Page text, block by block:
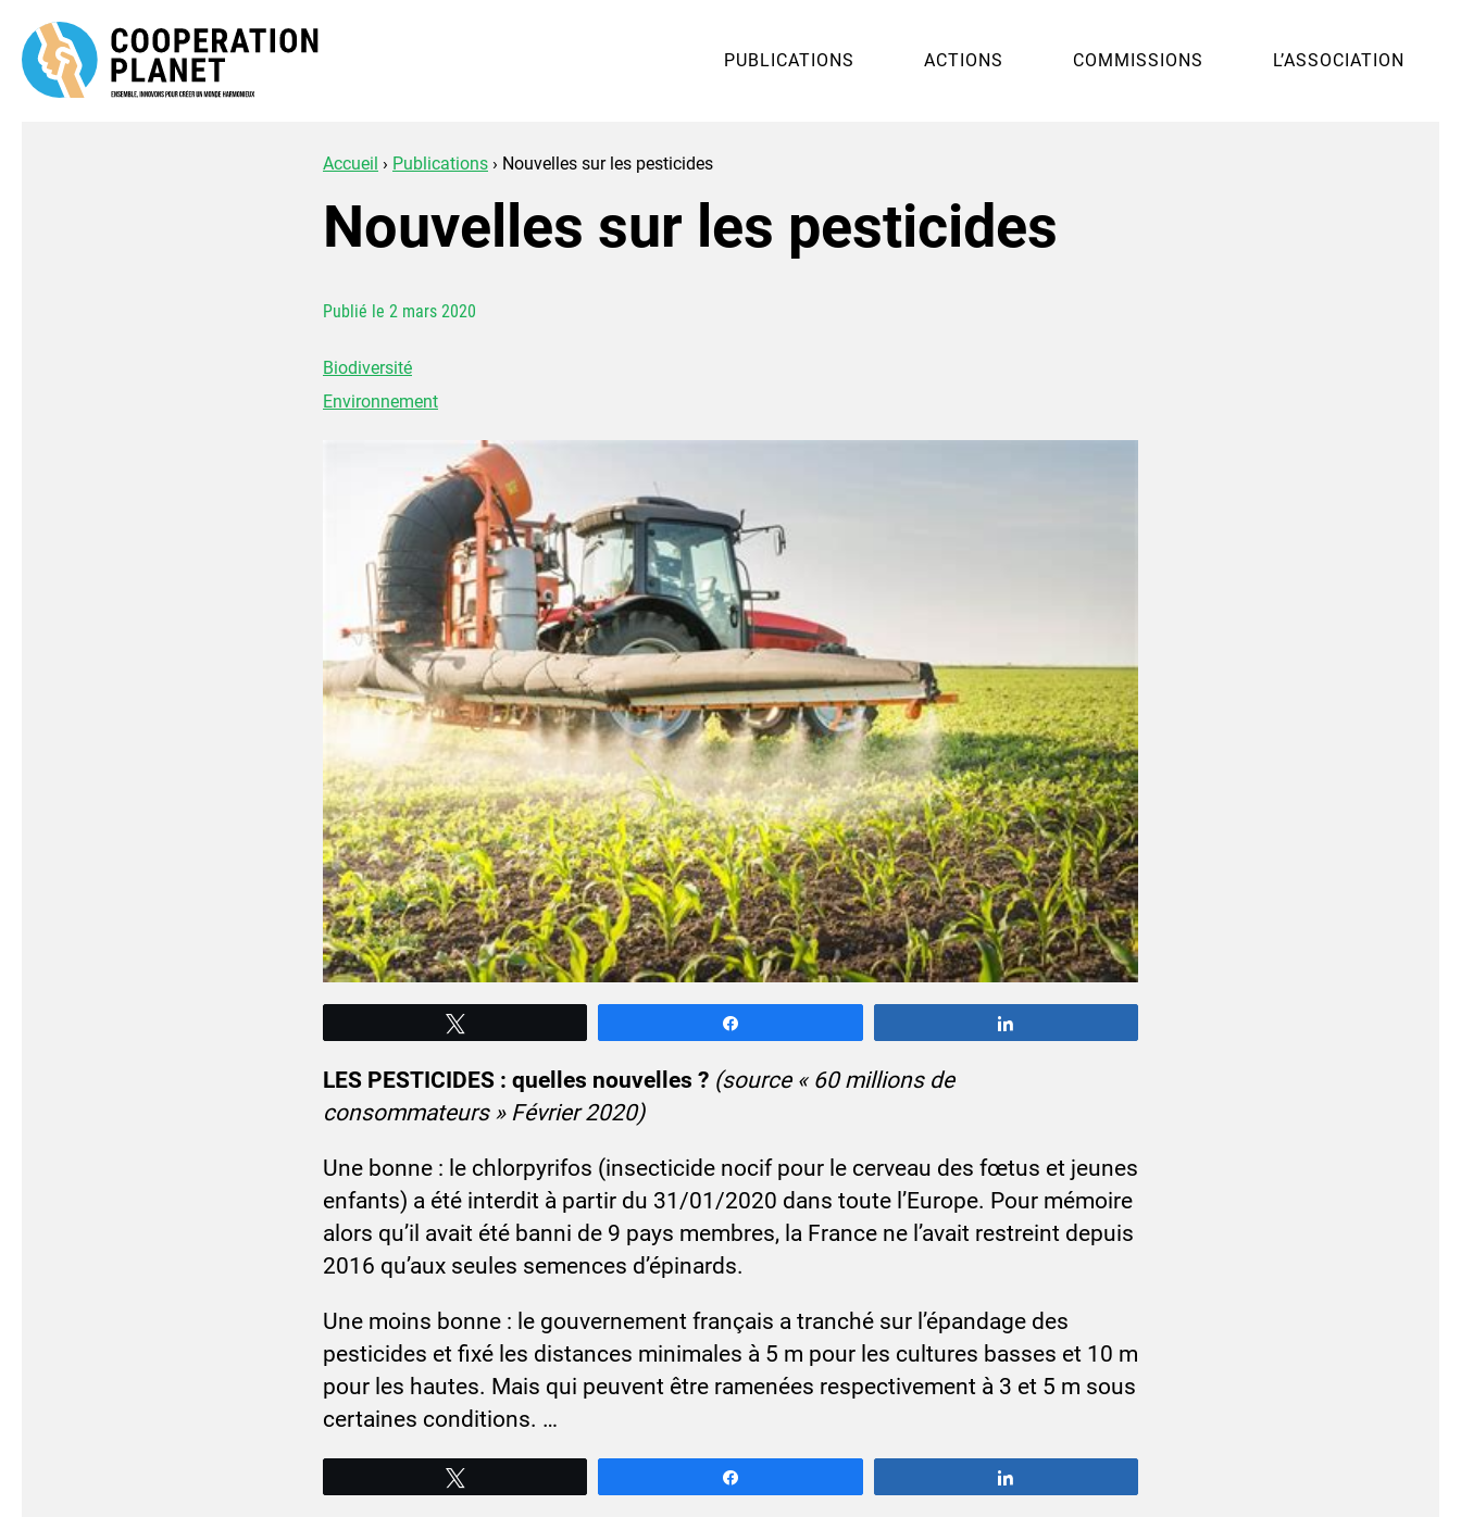
PUBLICATIONS ACTIONS COMMISSIONS L’ASSOCIATION
Accueil › Publications › Nouvelles sur les pesticides
Nouvelles sur les pesticides
Publié le 2 mars 2020
Biodiversité
Environnement
LES PESTICIDES : quelles nouvelles ? (source « 60 millions de
consommateurs » Février 2020)
Une bonne : le chlorpyrifos (insecticide nocif pour le cerveau des fœtus et jeunes
enfants) a été interdit à partir du 31/01/2020 dans toute l’Europe. Pour mémoire
alors qu’il avait été banni de 9 pays membres, la France ne l’avait restreint depuis
2016 qu’aux seules semences d’épinards.
Une moins bonne : le gouvernement français a tranché sur l’épandage des
pesticides et fixé les distances minimales à 5 m pour les cultures basses et 10 m
pour les hautes. Mais qui peuvent être ramenées respectivement à 3 et 5 m sous
certaines conditions. …